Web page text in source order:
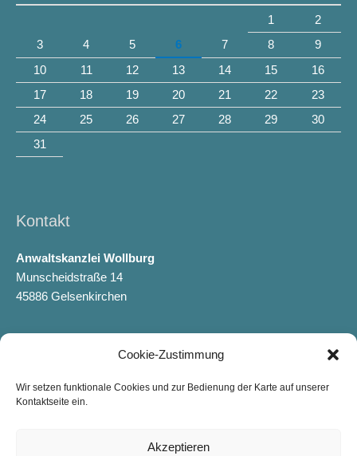
Cookie-Zustimmung
Wir setzen funktionale Cookies und zur Bedienung der Karte auf unserer
Kontaktseite ein.
Akzeptieren
1
2
3
4 5 6 7 8
9
10
11 12 13 14 15
16
17
18 19 20 21 22
23
24
25 26 27 28 29
30
31
Kontakt
Anwaltskanzlei Wollburg
Munscheidstraße 14
45886 Gelsenkirchen